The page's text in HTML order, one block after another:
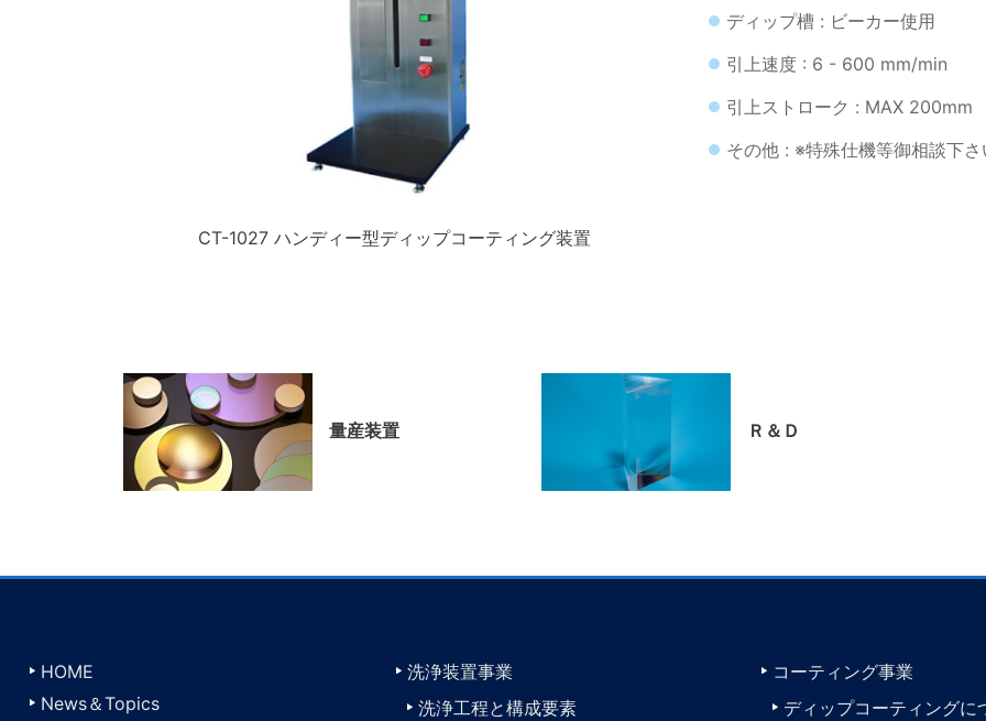
CT-1027 ハンディー型ディップコーティング装置
ディップ槽 : ビーカー使用
引上速度 : 6 - 600 mm/min
引上ストローク : MAX 200mm
その他 : ※特殊仕機等御相談下さ
量産装置 Ｒ＆Ｄ
HOME
News＆Topics
洗浄装置事業
洗浄工程と構成要素
コーティング事業
ディップコーティングに